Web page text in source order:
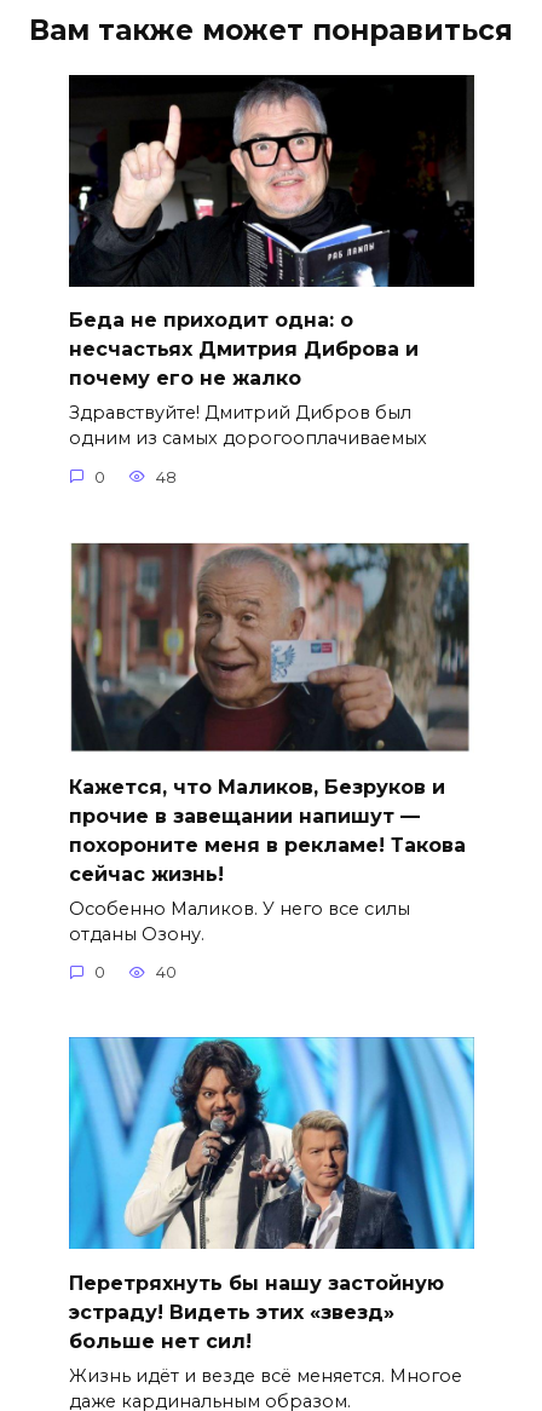
Вам также может понравиться
Беда не приходит одна: о
несчастьях Дмитрия Диброва и
почему его не жалко
Здравствуйте! Дмитрий Дибров был
одним из самых дорогооплачиваемых
0 48
Кажется, что Маликов, Безруков и
прочие в завещании напишут —
похороните меня в рекламе! Такова
сейчас жизнь!
Особенно Маликов. У него все силы
отданы Озону.
0 40
Перетряхнуть бы нашу застойную
эстраду! Видеть этих «звезд»
больше нет сил!
Жизнь идёт и везде всё меняется. Многое
даже кардинальным образом.